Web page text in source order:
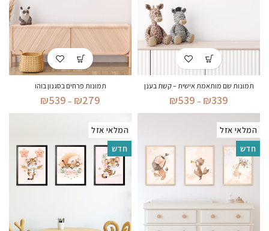
תמונות שם מותאמת אישית – קשת בענן
₪339
–
₪539
תמונות פרחים בסגנון בוהו
₪279
–
₪539
המלאי אזל
חדש
המלאי אזל
חדש